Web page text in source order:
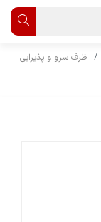
ظرف سرو و پذیرایی